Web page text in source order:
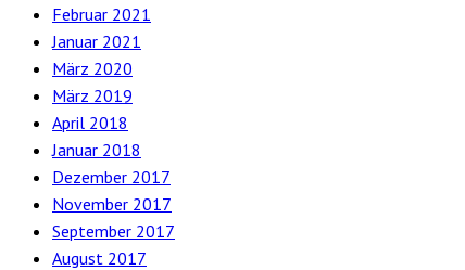
Februar 2021
Januar 2021
März 2020
März 2019
April 2018
Januar 2018
Dezember 2017
November 2017
September 2017
August 2017